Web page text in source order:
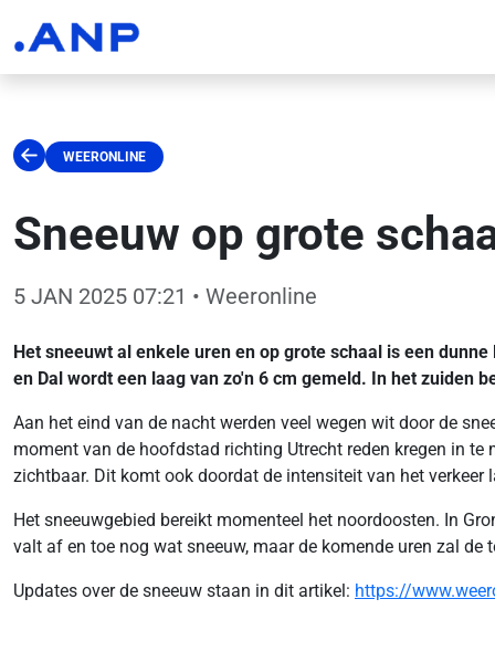
WEERONLINE
Sneeuw op grote
5 JAN 2025 07:21 • Weeronline
Het sneeuwt al enkele uren en op grote schaal is een
en Dal wordt een laag van zo'n 6 cm gemeld. In het zuiden
Aan het eind van de nacht werden veel wegen wit door de
moment van de hoofdstad richting Utrecht reden kregen in
zichtbaar. Dit komt ook doordat de intensiteit van het
Het sneeuwgebied bereikt momenteel het noordoosten. In
valt af en toe nog wat sneeuw, maar de komende uren zal
Updates over de sneeuw staan in dit artikel: https://